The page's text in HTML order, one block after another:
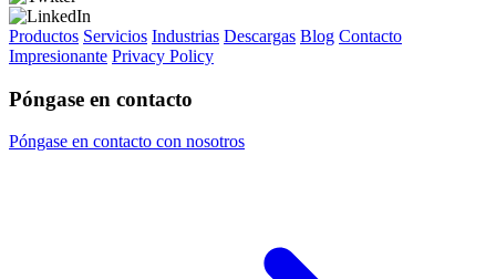
Productos Servicios Industrias Descargas Blog Contacto
Impresionante Privacy Policy
Póngase en contacto
Póngase en contacto con nosotros